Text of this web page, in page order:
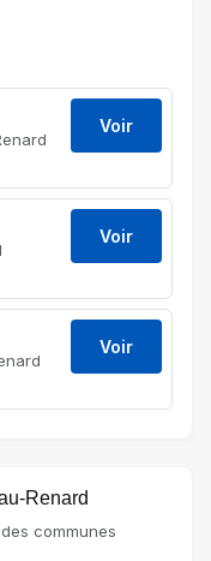
Voir
Voir
Voir
Renard
communes